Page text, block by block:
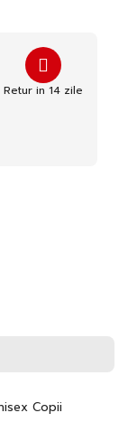
Retur in 14 zile
Copii